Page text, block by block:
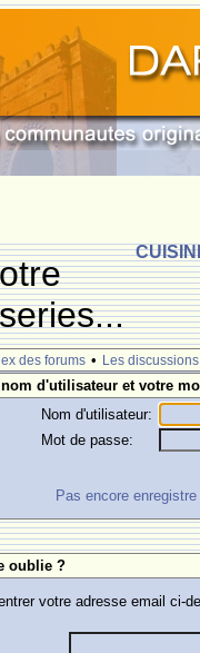
des forums • Les discussions
d'utilisateur et votre
Nom d'utilisateur:
Mot de passe:
Pas encore
oublie ?
votre adresse email ci-